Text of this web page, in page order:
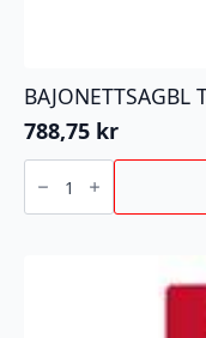
788,75 kr
BAJONETTSAGBL
TO
300MM